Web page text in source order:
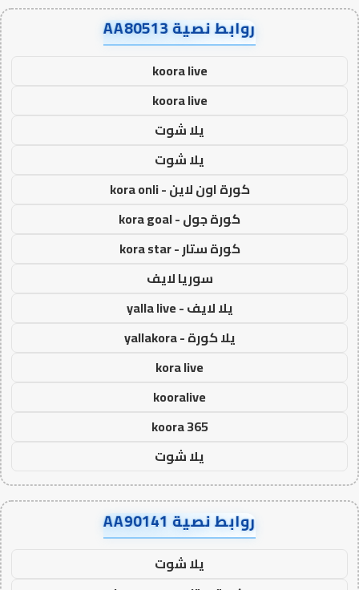
روابط نصية AA80513
koora live
koora live
يلا شوت
يلا شوت
كورة اون لاين - kora onli
كورة جول - kora goal
كورة ستار - kora star
سوريا لايف
يلا لايف - yalla live
يلا كورة - yallakora
kora live
kooralive
koora 365
يلا شوت
روابط نصية AA90141
يلا شوت